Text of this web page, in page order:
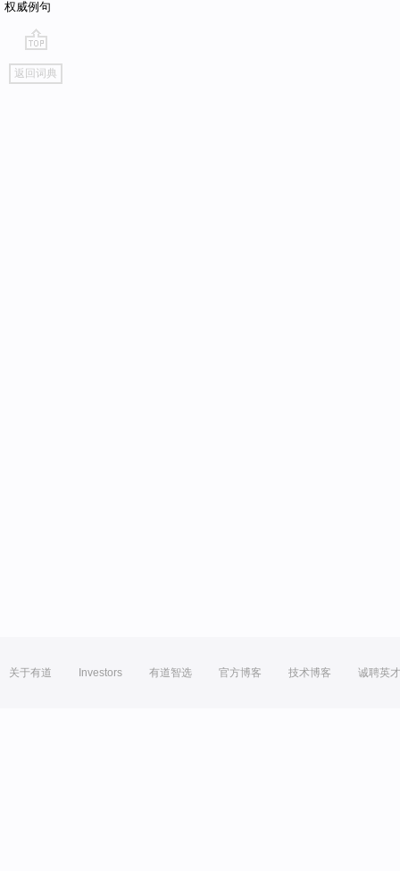
权威例句
go
top
返回词典
关于有道 Investors 有道智选 官方博客 技术博客 诚聘英才